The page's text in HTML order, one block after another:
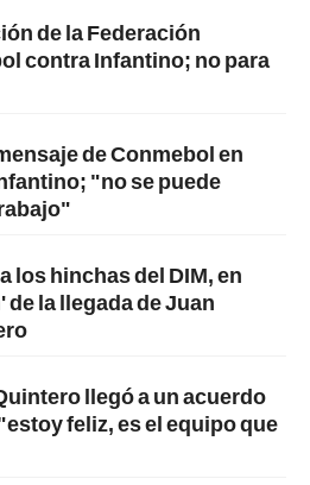
de la Federación
contra Infantino; no para
de Conmebol en
"no se puede
los hinchas del DIM, en
la llegada de Juan
llegó a un acuerdo
feliz, es el equipo que